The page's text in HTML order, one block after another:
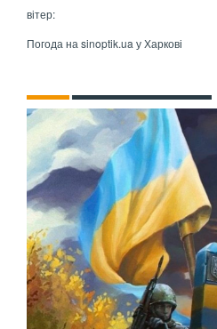
вітер:
Погода на sinoptik.ua у Харкові